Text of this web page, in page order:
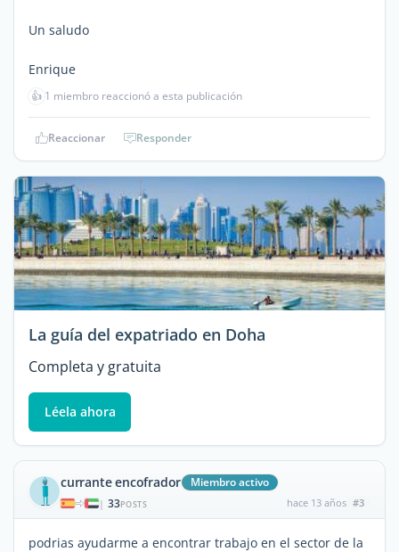
Un saludo
Enrique
👍 1 miembro reaccionó a esta publicación
Reaccionar Responder
La guía del expatriado en Doha
Completa y gratuita
Léela ahora
currante encofrador Miembro activo
| 33POSTS hace 13 años #3
podrias ayudarme a encontrar trabajo en el sector de la